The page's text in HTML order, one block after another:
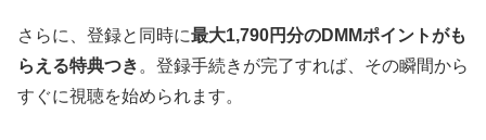
さらに、登録と同時に最大1,790円分のDMMポイントがも
らえる特典つき。登録手続きが完了すれば、その瞬間から
すぐに視聴を始められます。